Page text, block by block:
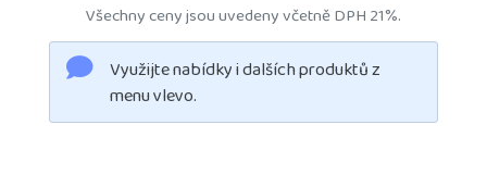
Všechny ceny jsou uvedeny včetně DPH 21%.
Využijte nabídky i dalších produktů z
menu vlevo.